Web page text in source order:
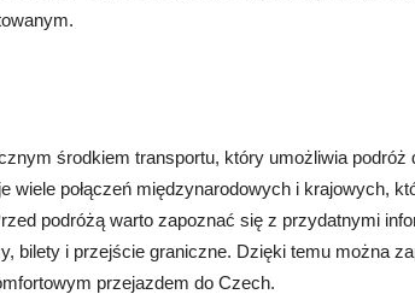
środkiem transportu, który umożliwia podróż
wiele połączeń międzynarodowych i krajowych,
podróżą warto zapoznać się z przydatnymi
bilety i przejście graniczne. Dzięki temu można
przejazdem do Czech.